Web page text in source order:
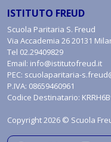
ISTITUTO FREUD
Scuola Paritaria S. Freud
Via Accademia 26 20131
Tel 02.29409829
Email: info@istitutofreud.it
PEC: scuolaparitaria-
P.IVA: 08659460961
Codice Destinatario:
Copyright 2026 © Scuola